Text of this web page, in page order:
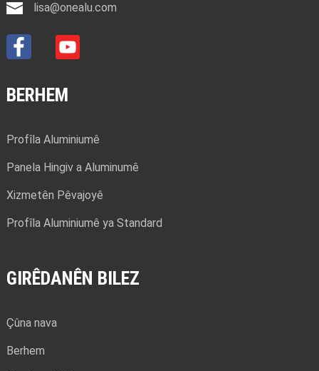
lisa@onealu.com
BERHEM
Profîla Aluminiumê
Panela Hingiv a Aluminumê
Xizmetên Pêvajoyê
Profîla Aluminiumê ya Standard
GIRÊDANÊN BILEZ
Çûna nava
Berhem